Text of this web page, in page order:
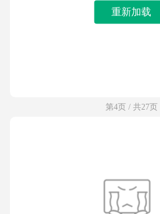
重新加载
第4页 / 共27页